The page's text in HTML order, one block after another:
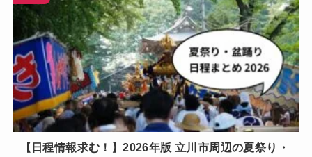
【日程情報求む！】2026年版 立川市周辺の夏祭り・